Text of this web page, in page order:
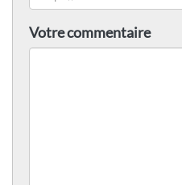
Votre commentaire